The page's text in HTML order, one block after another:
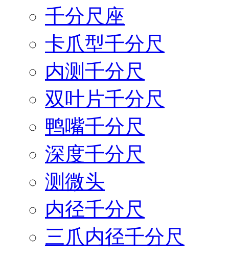
千分尺座
卡爪型千分尺
内测千分尺
双叶片千分尺
鸭嘴千分尺
深度千分尺
测微头
内径千分尺
三爪内径千分尺